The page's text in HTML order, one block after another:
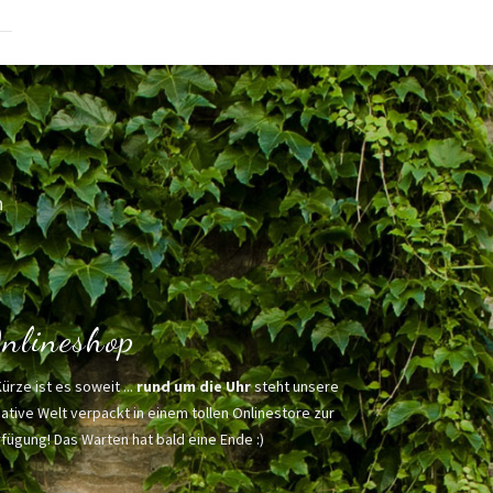
ist es soweit ...rund um die Uhrsteht unsere
Welt verpackt in einem tollen Onlinestore zur
Das Warten hat bald eine Ende :)